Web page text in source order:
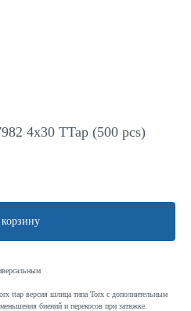
4x30 TTap (500 pcs)
ttap версия шлица типа Torx с дополнительным
биений и перекосов при затяжке.